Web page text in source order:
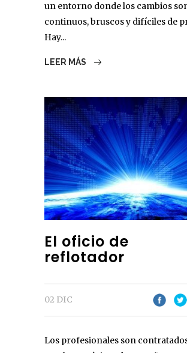
un entorno donde los cambios
continuos, bruscos y difíciles de
Hay...
LEER MÁS
El oficio de
reflotador
02 DIC
Los profesionales son